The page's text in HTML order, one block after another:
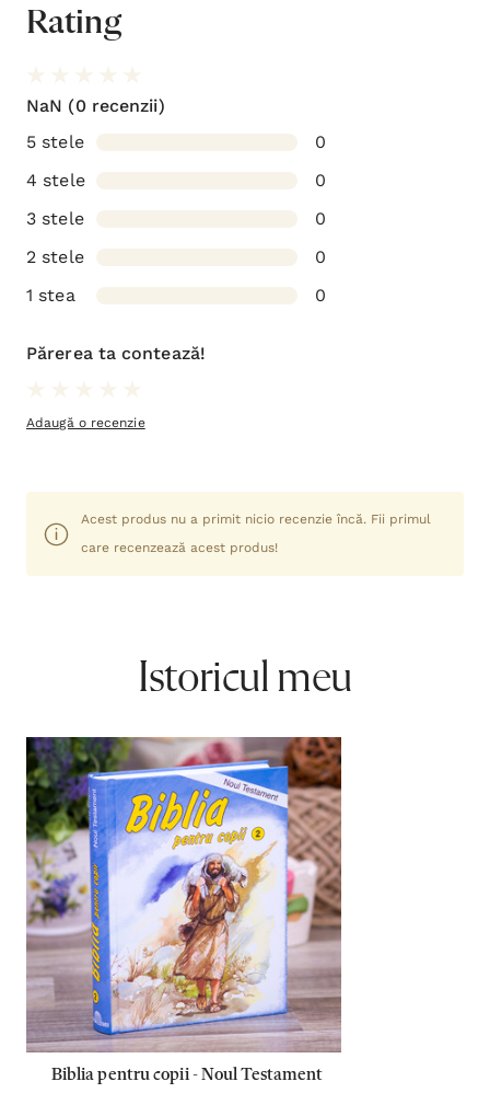
Rating
NaN (0 recenzii)
5 stele
0
4 stele
0
3 stele
0
2 stele
0
1 stea
0
Părerea ta contează!
Adaugă o recenzie
Acest produs nu a primit nicio recenzie încă. Fii primul
care recenzează acest produs!
Istoricul meu
Biblia pentru copii - Noul Testament